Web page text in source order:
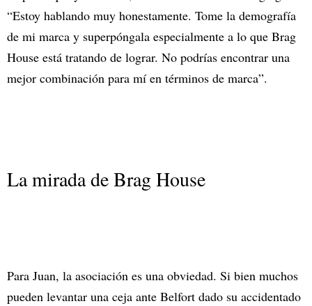
“Estoy hablando muy honestamente. Tome la demografía
de mi marca y superpóngala especialmente a lo que Brag
House está tratando de lograr. No podrías encontrar una
mejor combinación para mí en términos de marca”.
La mirada de Brag House
Para Juan, la asociación es una obviedad. Si bien muchos
pueden levantar una ceja ante Belfort dado su accidentado